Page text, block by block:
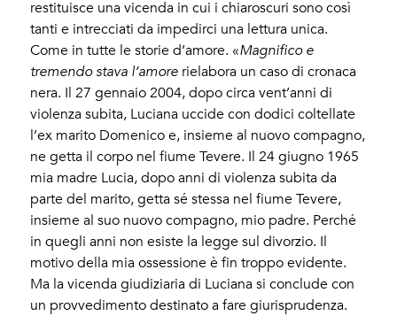
restituisce una vicenda in cui i chiaroscuri sono così
tanti e intrecciati da impedirci una lettura unica.
Come in tutte le storie d’amore. «Magnifico e
tremendo stava l’amore rielabora un caso di cronaca
nera. Il 27 gennaio 2004, dopo circa vent’anni di
violenza subita, Luciana uccide con dodici coltellate
l’ex marito Domenico e, insieme al nuovo compagno,
ne getta il corpo nel fiume Tevere. Il 24 giugno 1965
mia madre Lucia, dopo anni di violenza subita da
parte del marito, getta sé stessa nel fiume Tevere,
insieme al suo nuovo compagno, mio padre. Perché
in quegli anni non esiste la legge sul divorzio. Il
motivo della mia ossessione è fin troppo evidente.
Ma la vicenda giudiziaria di Luciana si conclude con
un provvedimento destinato a fare giurisprudenza.